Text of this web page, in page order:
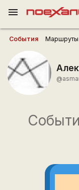
menu
События Маршруты